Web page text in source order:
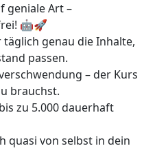
geniale Art –
🤖🚀
genau die Inhalte,
passen.
– der Kurs
brauchst.
zu 5.000 dauerhaft
quasi von selbst in dein